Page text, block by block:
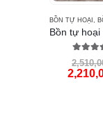
BỒN TỰ HOẠI
5.00